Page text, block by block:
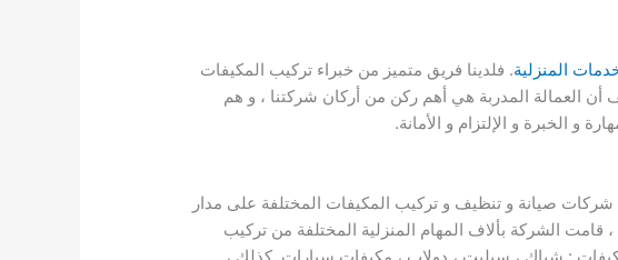
المنزلية. فلدينا فريق متميز من خبراء تركيب المكيفات
العمالة المدربة هي أهم ركن من أركان شركتنا ، و هم
و الخبرة و الإلتزام و الأمانة.
صيانة و تنظيف و تركيب المكيفات المختلفة على مدار
الشركة بألاف المهام المنزلية المختلفة من تركيب